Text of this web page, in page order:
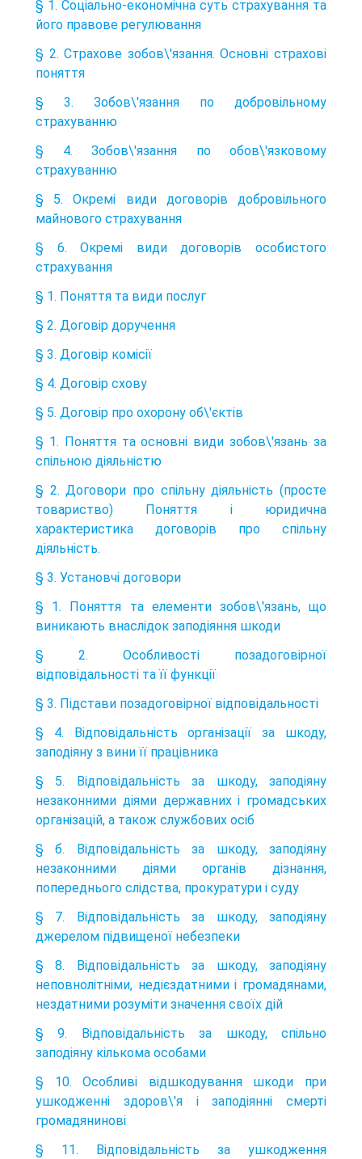
§ 1. Соціально-економічна суть страхування та
його правове регулювання
§ 2. Страхове зобов\'язання. Основні страхові
поняття
§ 3. Зобов\'язання по добровільному
страхуванню
§ 4. Зобов\'язання по обов\'язковому
страхуванню
§ 5. Окремі види договорів добровільного
майнового страхування
§ 6. Окремі види договорів особистого
страхування
§ 1. Поняття та види послуг
§ 2. Договір доручення
§ 3. Договір комісії
§ 4. Договір схову
§ 5. Договір про охорону об\'єктів
§ 1. Поняття та основні види зобов\'язань за
спільною діяльністю
§ 2. Договори про спільну діяльність (просте
товариство) Поняття і юридична
характеристика договорів про спільну
діяльність.
§ 3. Установчі договори
§ 1. Поняття та елементи зобов\'язань, що
виникають внаслідок заподіяння шкоди
§ 2. Особливості позадоговірної
відповідальності та її функції
§ 3. Підстави позадоговірної відповідальності
§ 4. Відповідальність організації за шкоду,
заподіяну з вини її працівника
§ 5. Відповідальність за шкоду, заподіяну
незаконними діями державних і громадських
організацій, а також службових осіб
§ б. Відповідальність за шкоду, заподіяну
незаконними діями органів дізнання,
попереднього слідства, прокуратури і суду
§ 7. Відповідальність за шкоду, заподіяну
джерелом підвищеної небезпеки
§ 8. Відповідальність за шкоду, заподіяну
неповнолітніми, недієздатними і громадянами,
нездатними розуміти значення своїх дій
§ 9. Відповідальність за шкоду, спільно
заподіяну кількома особами
§ 10. Особливі відшкодування шкоди при
ушкодженні здоров\'я і заподіянні смерті
громадянинові
§ 11. Відповідальність за ушкодження